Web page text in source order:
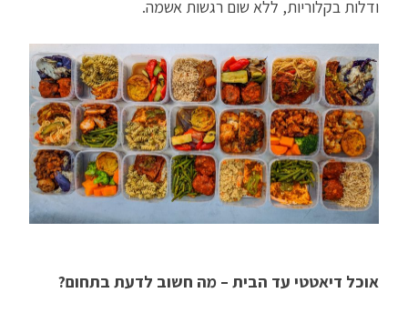
ודלות בקלוריות, ללא שום רגשות אשמה.
אוכל דיאטטי עד הבית – מה חשוב לדעת בתחום?